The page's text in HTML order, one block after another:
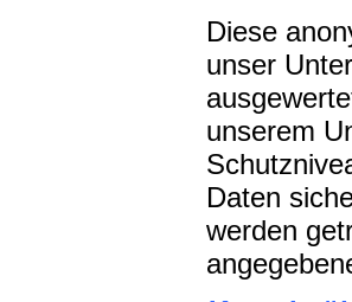
Diese
unser
unserem
Daten
werden